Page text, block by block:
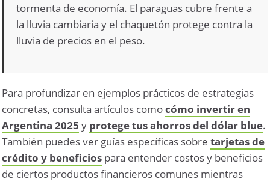
tormenta de economía. El paraguas cubre frente a
la lluvia cambiaria y el chaquetón protege contra la
lluvia de precios en el peso.
Para profundizar en ejemplos prácticos de estrategias
concretas, consulta artículos comocómo invertir en
Argentina 2025 y protege tus ahorros del dólar blue.
También puedes ver guías específicas sobretarjetas de
crédito y beneficios para entender costos y beneficios
de ciertos productos financieros comunes mientras